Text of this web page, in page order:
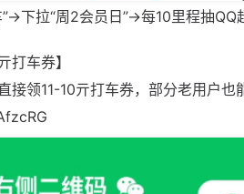
>下拉“周2会员日”->每10里程抽
打车券】
接领11-10亓打车券，部分老用户也